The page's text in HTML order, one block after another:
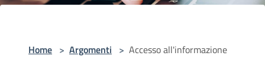
Home > Argomenti > Accesso all'informazione